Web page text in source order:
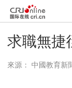
求職無捷
來源： 中國教育新